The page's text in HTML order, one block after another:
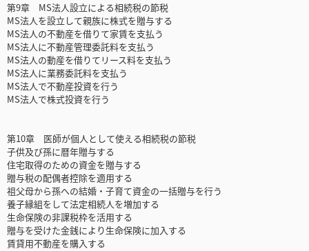
第9章 MS法人設立による相続税の節税
MS法人を設立して親族に株式を贈与する
MS法人の不動産を借りて家賃を支払う
MS法人に不動産管理委託料を支払う
MS法人の動産を借りてリース料を支払う
MS法人に業務委託料を支払う
MS法人で不動産投資を行う
MS法人で株式投資を行う
第10章 医師が個人として使える相続税の節税
子供及び孫に暦年贈与する
住宅取得のための資金を贈与する
贈与税の配偶者控除を適用する
祖父母から孫への結婚・子育て資金の一括贈与を行う
養子縁組をして法定相続人を増加する
生命保険の非課税枠を活用する
贈与を受けた金銭により生命保険に加入する
賃貸用不動産を購入する